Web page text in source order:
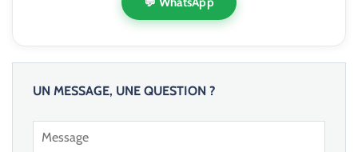
UN MESSAGE, UNE QUESTION ?